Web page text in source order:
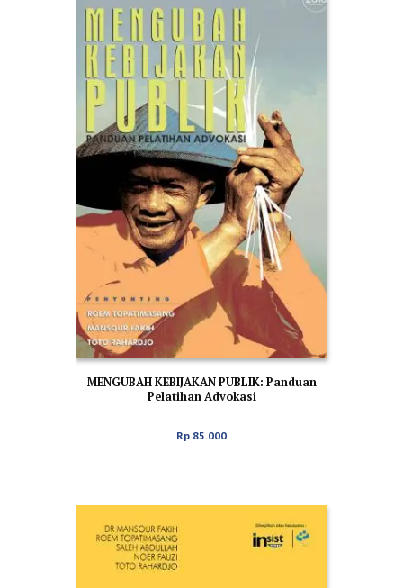
MENGUBAH KEBIJAKAN PUBLIK: Panduan
Pelatihan Advokasi
Rp 85.000